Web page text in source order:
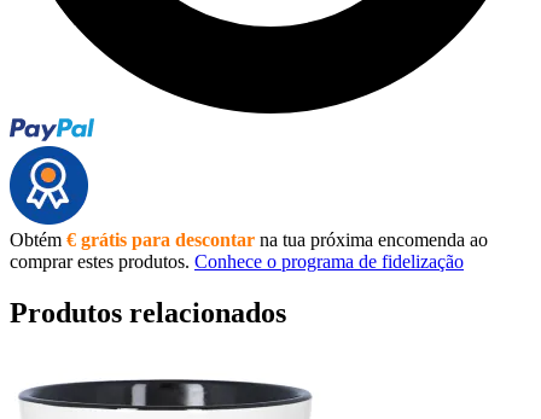
Obtém € grátis para descontar na tua próxima encomenda ao
comprar estes produtos. Conhece o programa de fidelização
Produtos relacionados